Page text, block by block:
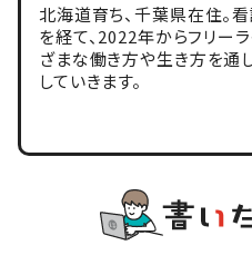
北海道育ち、千葉県在住。
を経て、2022年からフリー
ざまな働き方や生き方を通
していきます。